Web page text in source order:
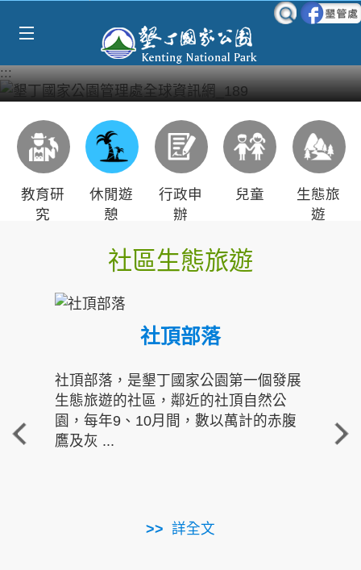
:::
教育研
究
休閒遊
憩
行政申
辦
兒童
生態旅
遊
社區生態旅遊
社頂部落
社頂部落，是墾丁國家公園第一個發展
生態旅遊的社區，鄰近的社頂自然公
園，每年9、10月間，數以萬計的赤腹
鷹及灰 ...
詳全文
重
走進